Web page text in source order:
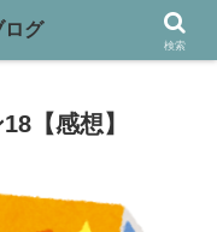
綴っています
【感想】
ログ
検索